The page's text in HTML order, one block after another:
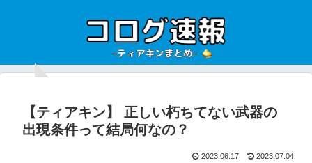
【ティアキン】 正しい朽ちてない武器の
出現条件って結局何なの？
2023.06.17 2023.07.04